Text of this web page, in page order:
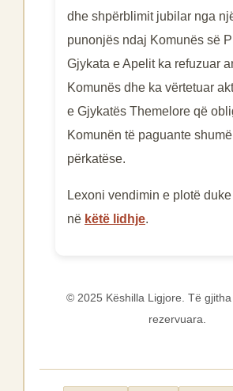
dhe shpërblimit jubilar nga
punonjës ndaj Komunës së
Gjykata e Apelit ka refuzuar
Komunës dhe ka vërtetuar
e Gjykatës Themelore që
Komunën të paguante
përkatëse.
Lexoni vendimin e plotë
në këtë lidhje.
© 2025 Këshilla Ligjore. Të
rezervuara.